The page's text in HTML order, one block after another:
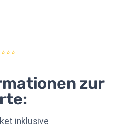
zur
inklusive